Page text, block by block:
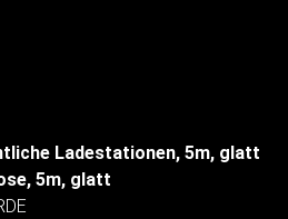
Ladestationen, 5m, glatt
5m, glatt